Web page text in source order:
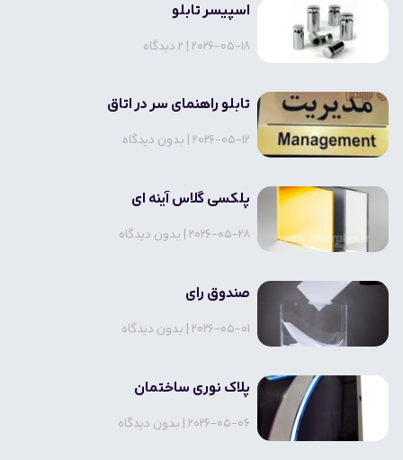
اسپیسر تابلو
2026-05-18
تابلو راهنمای سر در اتاق
2026-05-12 بدون دیدگاه
پلکسی گلاس آینه ای
2026-05-28 بدون دیدگاه
صندوق رای
2026-05-01 بدون دیدگاه
پلاک نوری ساختمان
2026-05-06 بدون دیدگاه